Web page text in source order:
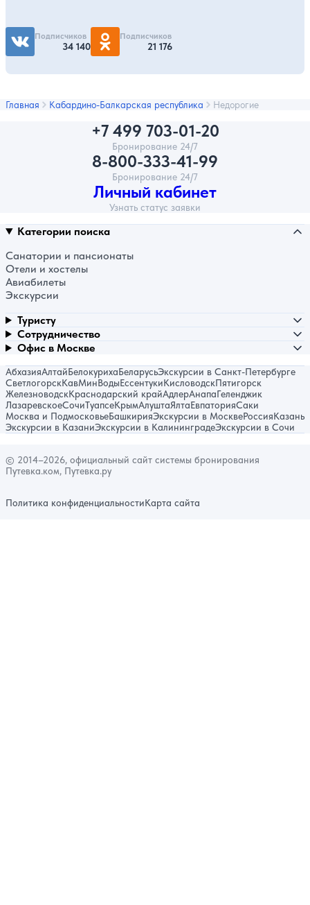
Подписчиков
34 140
Подписчиков
21 176
Главная Кабардино-Балкарская республика Недорогие
+7 499 703-01-20
Бронирование 24/7
8-800-333-41-99
Бронирование 24/7
Личный кабинет
Узнать статус заявки
Категории поиска
Санатории и пансионаты
Отели и хостелы
Авиабилеты
Экскурсии
Туристу
Сотрудничество
Офис в Москве
АбхазияАлтайБелокурихаБеларусьЭкскурсии в Санкт-Петербурге
СветлогорскКавМинВодыЕссентукиКисловодскПятигорск
ЖелезноводскКраснодарский крайАдлерАнапаГеленджик
ЛазаревскоеСочиТуапсеКрымАлуштаЯлтаЕвпаторияСаки
Москва и ПодмосковьеБашкирияЭкскурсии в МосквеРоссияКазань
Экскурсии в КазаниЭкскурсии в КалининградеЭкскурсии в Сочи
© 2014–2026, официальный сайт системы бронирования
Путевка.ком, Путевка.ру
Политика конфиденциальностиКарта сайта